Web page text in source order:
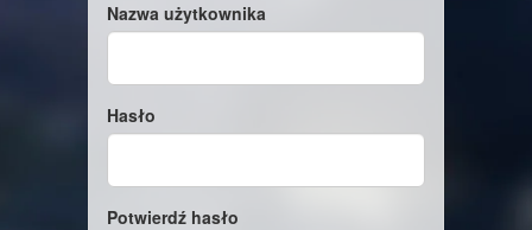
Nazwa użytkownika
Hasło
Potwierdź hasło